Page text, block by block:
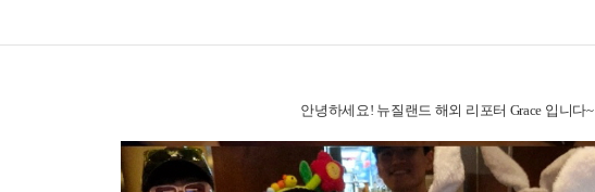
안녕하세요! 뉴질랜드 해외 리포터 Grace 입니다~